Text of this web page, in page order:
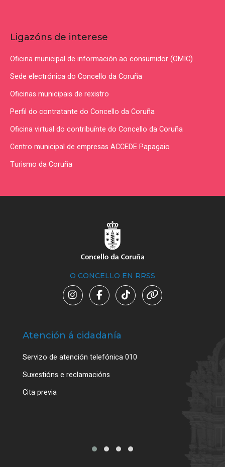
Ligazóns de interese
Oficina municipal de información ao consumidor (OMIC)
Sede electrónica do Concello da Coruña
Oficinas municipais de rexistro
Perfil do contratante do Concello da Coruña
Oficina virtual do contribuínte do Concello da Coruña
Centro municipal de empresas ACCEDE Papagaio
Turismo da Coruña
O CONCELLO EN RRSS
Atención á cidadanía
Servizo de atención telefónica 010
Suxestións e reclamacións
Cita previa